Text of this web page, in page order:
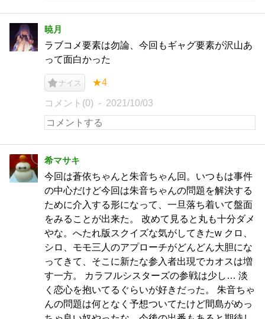
暁月
ラブコメ要素は勿論、今回もギャグ要素が沢山あ
って面白かった
ナイス ★4
コメント(0) 2021/10/03
希マサキ
今回は蒼依ちゃんと朱音ちゃん回。いつもは事件
の中心だけど今回は朱音ちゃんの問題を解決する
ために介入する形になって、一旦落ち着いて盤面
をみることが出来た。 改めて見ると丸も十分ダメ
やな。へたれ版スクイズな気がしてきたw クロ、
シロ、モモ三人のアプローチがどんどん大胆にな
ってきて、そこに新たな参入者出現でカオスは増
す一方。 カラフルシスターズの参戦は少し… 淡
く恋心を抱いてるぐらいが好きだった。 朱音ちゃ
んの問題は何となく予想ついてたけど間島がめっ